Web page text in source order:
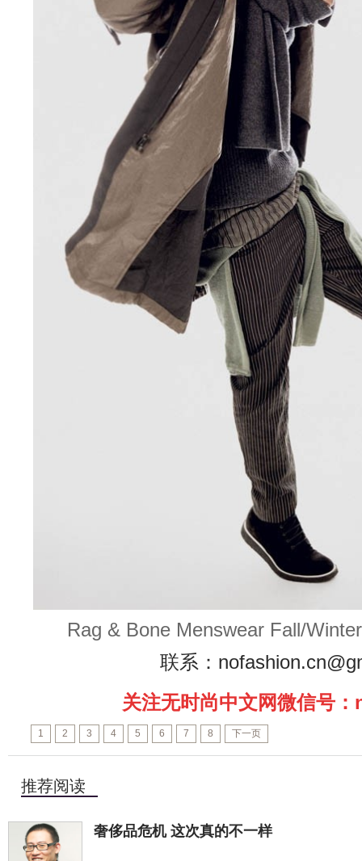
Rag & Bone Menswear Fall/
联系：
关注无时尚中文网微信号
1 2 3 4 5 6 7 8 下一页
推荐阅读
奢侈品危机 这次真的不一样